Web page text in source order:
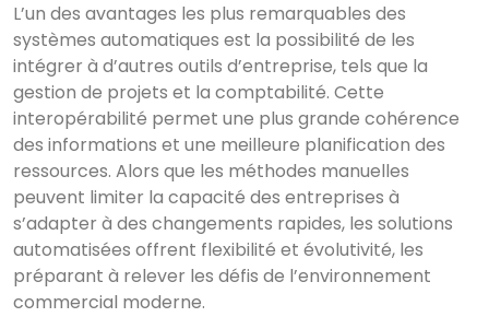
Voir tous les
résultats
L’un des avantages les plus remarquables des
systèmes automatiques est la possibilité de les
intégrer à d’autres outils d’entreprise, tels que la
gestion de projets et la comptabilité. Cette
interopérabilité permet une plus grande cohérence
des informations et une meilleure planification des
ressources. Alors que les méthodes manuelles
peuvent limiter la capacité des entreprises à
s’adapter à des changements rapides, les solutions
automatisées offrent flexibilité et évolutivité, les
préparant à relever les défis de l’environnement
commercial moderne.